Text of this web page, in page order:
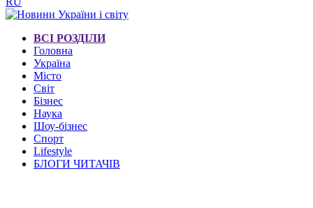
ВСІ РОЗДІЛИ
Головна
Україна
Місто
Світ
Бізнес
Наука
Шоу-бізнес
Спорт
Lifestyle
БЛОГИ ЧИТАЧІВ